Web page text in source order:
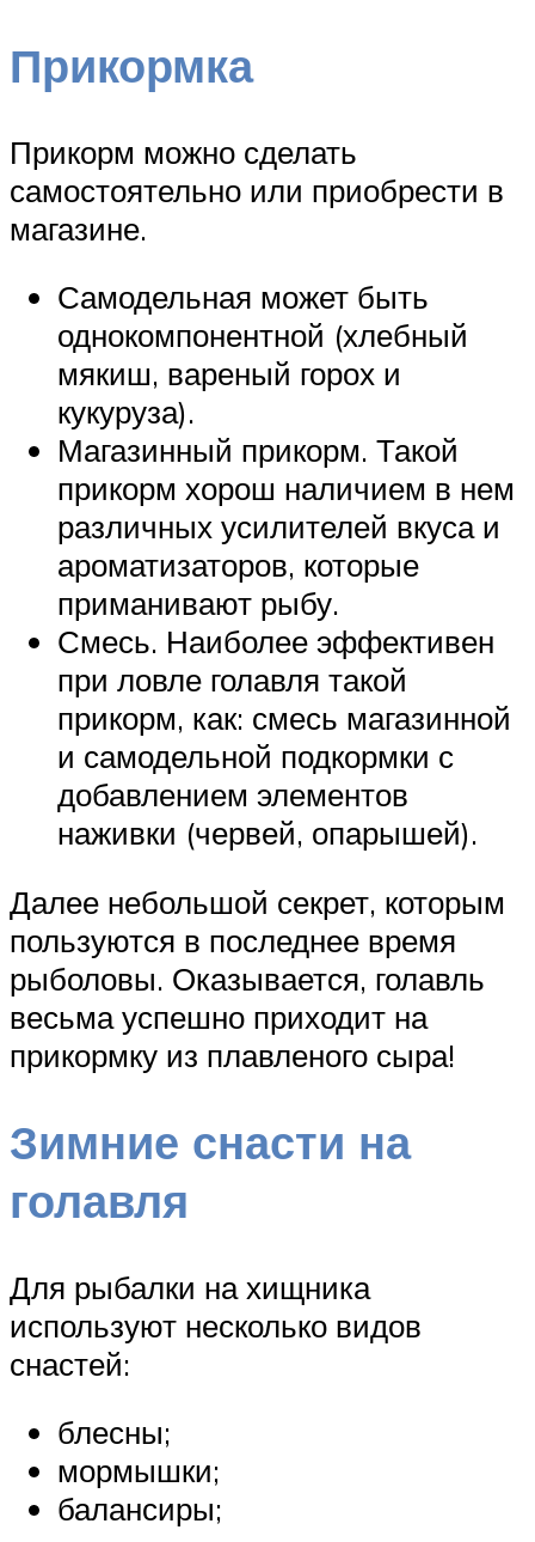
Прикормка
Прикорм можно сделать
самостоятельно или приобрести в
магазине.
Самодельная может быть
однокомпонентной (хлебный
мякиш, вареный горох и
кукуруза).
Магазинный прикорм. Такой
прикорм хорош наличием в нем
различных усилителей вкуса и
ароматизаторов, которые
приманивают рыбу.
Смесь. Наиболее эффективен
при ловле голавля такой
прикорм, как: смесь магазинной
и самодельной подкормки с
добавлением элементов
наживки (червей, опарышей).
Далее небольшой секрет, которым
пользуются в последнее время
рыболовы. Оказывается, голавль
весьма успешно приходит на
прикормку из плавленого сыра!
Зимние снасти на
голавля
Для рыбалки на хищника
используют несколько видов
снастей:
блесны;
мормышки;
балансиры;